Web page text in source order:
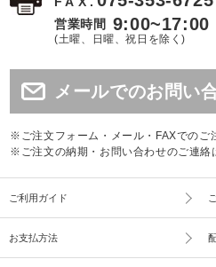
営業時間 9:00~17:00
(土曜、日曜、祝日を除く)
メールでのお問い
※ご注文フォーム・メール・FAXでのご
※ご注文の納期・お問い合わせのご連絡
ご利用ガイド
お支払方法